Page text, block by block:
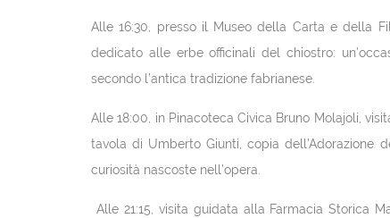
Alle 16:30, presso il Museo della Carta e della
dedicato alle erbe officinali del chiostro:
secondo l’antica tradizione fabrianese.
Alle 18:00, in Pinacoteca Civica Bruno Molajoli,
tavola di Umberto Giunti, copia dell’Adorazione
curiosità nascoste nell’opera.
Alle 21:15, visita guidata alla Farmacia Storica